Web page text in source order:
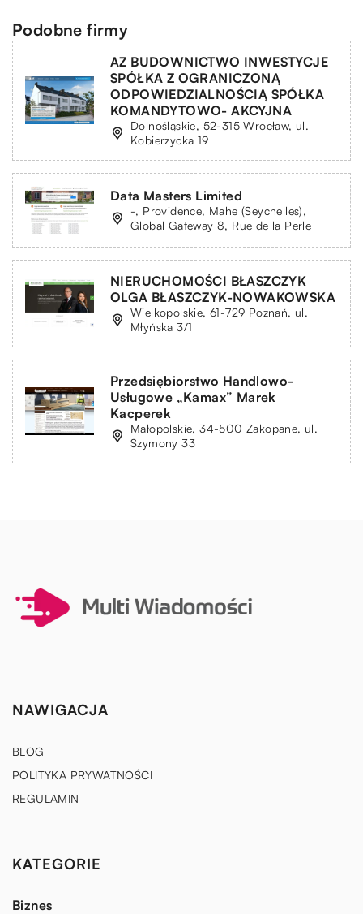
Podobne firmy
AZ BUDOWNICTWO INWESTYCJE
SPÓŁKA Z OGRANICZONĄ
ODPOWIEDZIALNOŚCIĄ SPÓŁKA
KOMANDYTOWO- AKCYJNA
Dolnośląskie, 52-315 Wrocław, ul.
Kobierzycka 19
Data Masters Limited
-, Providence, Mahe (Seychelles),
Global Gateway 8, Rue de la Perle
NIERUCHOMOŚCI BŁASZCZYK
OLGA BŁASZCZYK-NOWAKOWSKA
Wielkopolskie, 61-729 Poznań, ul.
Młyńska 3/1
Przedsiębiorstwo Handlowo-
Usługowe „Kamax” Marek
Kacperek
Małopolskie, 34-500 Zakopane, ul.
Szymony 33
NAWIGACJA
BLOG
POLITYKA PRYWATNOŚCI
REGULAMIN
KATEGORIE
Biznes